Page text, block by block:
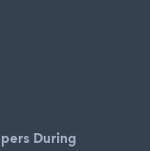
During